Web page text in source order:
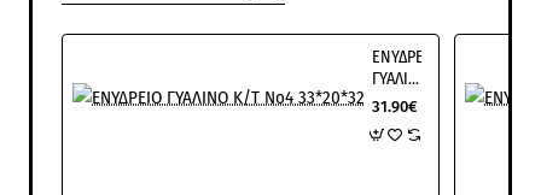
ΕΝΥΔΡΕΙΟ
ΓΥΑΛΙΝΟ
Κ/Τ
33*20*32
31.90€